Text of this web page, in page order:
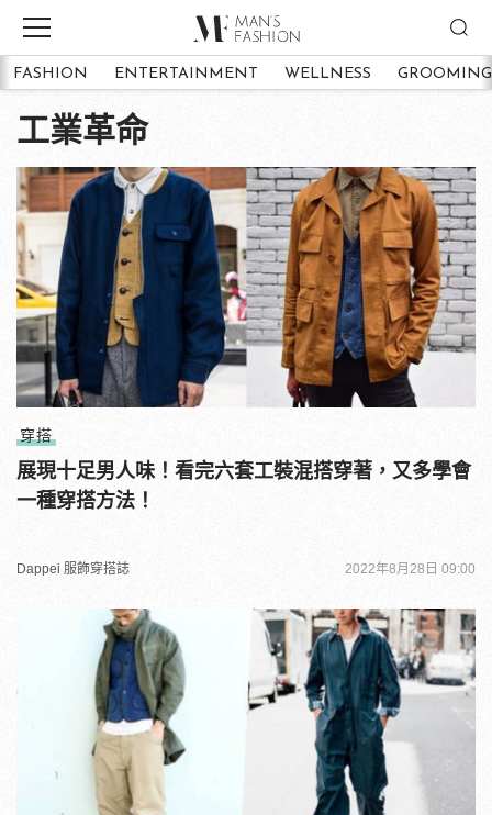
FASHION ENTERTAINMENT WELLNESS GROOMING
工業革命
穿搭
展現十足男人味！看完六套工裝混搭穿著，又多學會
一種穿搭方法！
Dappei 服飾穿搭誌 2022年8月28日 09:00